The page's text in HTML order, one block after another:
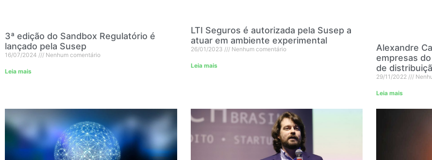
3ª edição do Sandbox Regulatório é
lançado pela Susep
16/07/2024 Nenhum comentário
Leia mais
LTI Seguros é autorizada pela Susep a
atuar em ambiente experimental
26/01/2023 Nenhum comentário
Leia mais
Alexandre
empresas
de
29/11/2022
Leia mais